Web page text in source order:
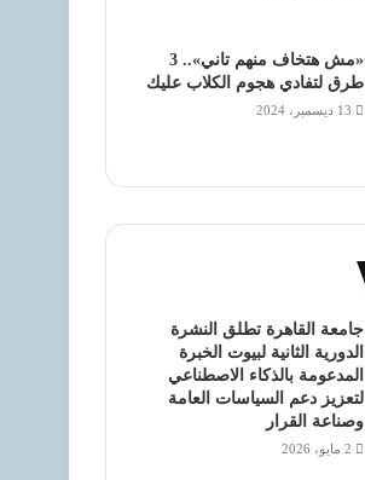
«مش هتخاف منهم تاني».. 3
طرق لتفادي هجوم الكلاب عليك
13 ديسمبر، 2024
جامعة القاهرة تطلق النشرة
الدورية الثانية لبيوت الخبرة
المدعومة بالذكاء الاصطناعي
لتعزيز دعم السياسات العامة
وصناعة القرار
2 مايو، 2026